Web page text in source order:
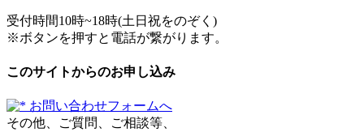
受付時間10時~18時(土日祝をのぞく)
※ボタンを押すと電話が繋がります。
このサイトからのお申し込み
お問い合わせフォームへ
その他、ご質問、ご相談等、